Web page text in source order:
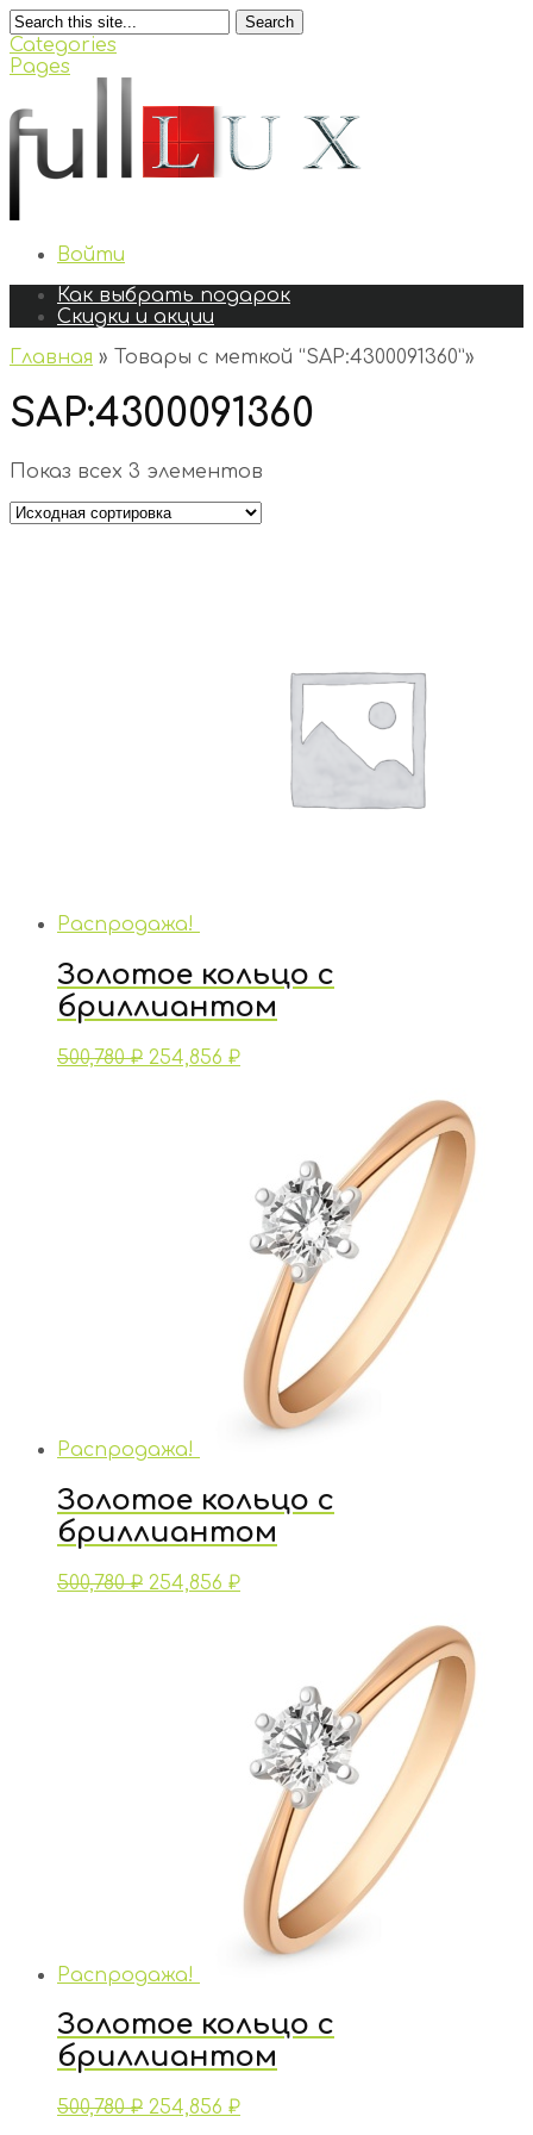
Search
Categories
Pages
Войти
Как выбрать подарок
Скидки и акции
Главная » Товары с меткой “SAP:4300091360”»
SAP:4300091360
Показ всех 3 элементов
Распродажа!
Золотое кольцо с
бриллиантом
500,780₽ 254,856 ₽
Распродажа!
Золотое кольцо с
бриллиантом
500,780₽ 254,856 ₽
Распродажа!
Золотое кольцо с
бриллиантом
500,780₽ 254,856 ₽